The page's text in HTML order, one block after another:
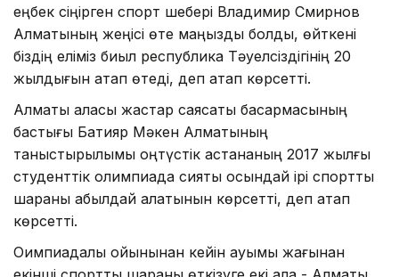
еңбек сіңірген спорт шебері Владимир Смирнов
Алматының жеңісі өте маңызды болды, өйткені
біздің еліміз биыл республика Тәуелсіздігінің 20
жылдығын атап өтеді, деп атап көрсетті.
Алматы қаласы жастар саясаты басқармасының
бастығы Бақтияр Мәкен Алматының
таныстырылымы оңтүстік астананың 2017 жылғы
студенттік олимпиада сияқты осындай ірі спорттық
шараны қабылдай алатынын көрсетті, деп атап
көрсетті.
Оимпиадалық ойынынан кейін ауқымы жағынан